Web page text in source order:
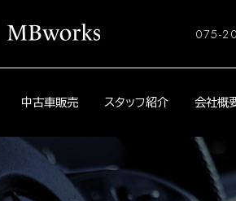
075-
中古車販売 スタッフ紹介 会社概